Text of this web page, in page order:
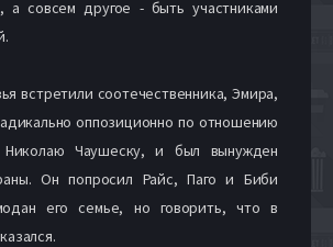
а совсем другое - быть участниками
встретили соотечественника, Эмира,
оппозиционно по отношению
Николаю Чаушеску, и был вынужден
Он попросил Райс, Паго и Биби
его семье, но говорить, что в